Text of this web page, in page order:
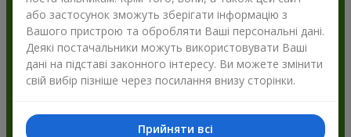
Flowers.ua і отримуйте бонуси
або застосунок зможуть зберігати інформацію з
Вашого пристрою та обробляти Ваші персональні дані.
Деякі постачальники можуть використовувати Ваші
дані на підставі законного інтересу. Ви можете змінити
свій вибір пізніше через посилання внизу сторінки.
Прийняти всі